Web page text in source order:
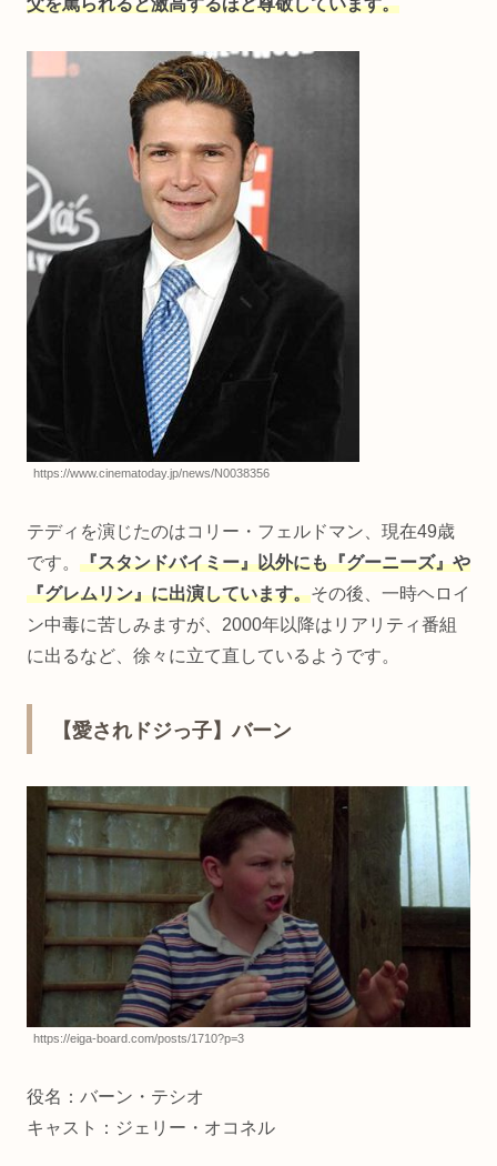
https://www.cinematoday.jp/news/N0038356
テディを演じたのはコリー・フェルドマン、現在49歳
です。 『スタンドバイミー』以外にも『グーニーズ』や
『グレムリン』に出演しています。その後、一時ヘロイ
ン中毒に苦しみますが、2000年以降はリアリティ番組
に出るなど、徐々に立て直しているようです。
【愛されドジっ子】バーン
https://eiga-board.com/posts/1710?p=3
役名：バーン・テシオ
キャスト：ジェリー・オコネル